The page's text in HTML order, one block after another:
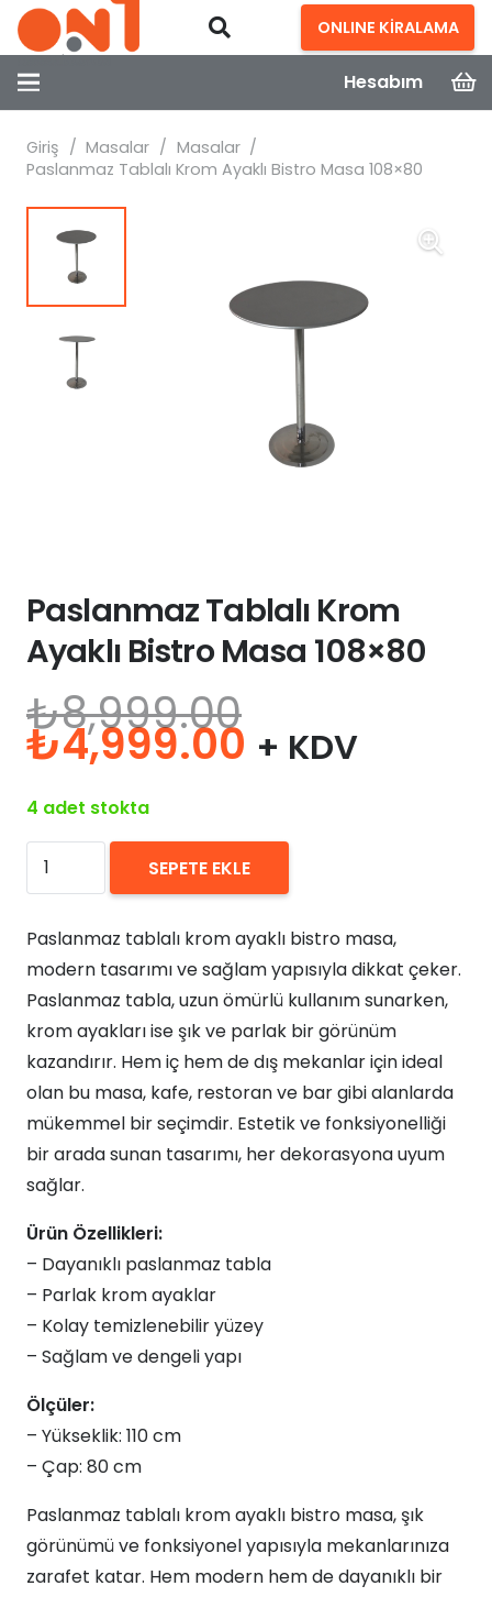
ONLINE KİRALAMA
Hesabım
Giriş / Masalar / Masalar /
Paslanmaz Tablalı Krom Ayaklı Bistro Masa 108×80
Paslanmaz Tablalı Krom
Ayaklı Bistro Masa 108×80
₺8,999.00
Orijinal
fiyat:
₺8,999.00.
₺4,999.00 Şu
andaki
₺4,999.00.
+ KDV
4 adet stokta
Paslanmaz
Tablalı
Ayaklı
Bistro
Masa
108x80
adet
SEPETE EKLE
Paslanmaz tablalı krom ayaklı bistro masa,
modern tasarımı ve sağlam yapısıyla dikkat çeker.
Paslanmaz tabla, uzun ömürlü kullanım sunarken,
krom ayakları ise şık ve parlak bir görünüm
kazandırır. Hem iç hem de dış mekanlar için ideal
olan bu masa, kafe, restoran ve bar gibi alanlarda
mükemmel bir seçimdir. Estetik ve fonksiyonelliği
bir arada sunan tasarımı, her dekorasyona uyum
sağlar.
Ürün Özellikleri:
– Dayanıklı paslanmaz tabla
– Parlak krom ayaklar
– Kolay temizlenebilir yüzey
– Sağlam ve dengeli yapı
Ölçüler:
– Yükseklik: 110 cm
– Çap: 80 cm
Paslanmaz tablalı krom ayaklı bistro masa, şık
görünümü ve fonksiyonel yapısıyla mekanlarınıza
zarafet katar. Hem modern hem de dayanıklı bir